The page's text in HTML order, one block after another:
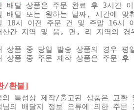
배달 상품은 주문 완료 후 3시간 이
배달 또는 원하는 날짜, 시간에 맞
18시 이전 주문 건 및 주말 16시
산간 지역 및 읍, 면, 리 지역의 경
상품 중 당일 발송 상품의 경우 평
상품 중 주문 제작 상품은 주문 후
/환불]
의 특성상 제작/출고된 상품은 교환
님의 배달지 정보 오류에 의한 주문